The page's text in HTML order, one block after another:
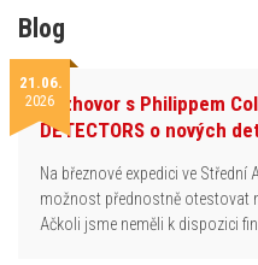
Blog
21.06.
2026Rozhovor s Philippem
DETECTORS o nových
Na březnové expedici ve
možnost přednostně otestovat
Ačkoli jsme neměli k dispozici